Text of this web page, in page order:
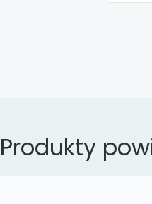
Produkty